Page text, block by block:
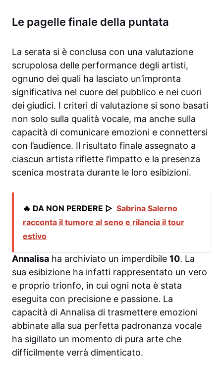
Le pagelle finale della puntata
La serata si è conclusa con una valutazione
scrupolosa delle performance degli artisti,
ognuno dei quali ha lasciato un’impronta
significativa nel cuore del pubblico e nei cuori
dei giudici. I criteri di valutazione si sono basati
non solo sulla qualità vocale, ma anche sulla
capacità di comunicare emozioni e connettersi
con l’audience. Il risultato finale assegnato a
ciascun artista riflette l’impatto e la presenza
scenica mostrata durante le loro esibizioni.
🔥 DA NON PERDERE ▷ Sabrina Salerno
racconta il tumore al seno e rilancia il tour
estivo
Annalisa ha archiviato un imperdibile 10. La
sua esibizione ha infatti rappresentato un vero
e proprio trionfo, in cui ogni nota è stata
eseguita con precisione e passione. La
capacità di Annalisa di trasmettere emozioni
abbinate alla sua perfetta padronanza vocale
ha sigillato un momento di pura arte che
difficilmente verrà dimenticato.